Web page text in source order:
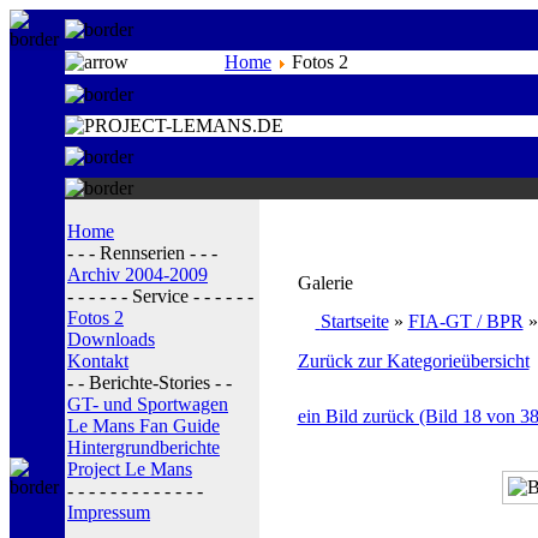
Home Fotos 2
Home
- - - Rennserien - - -
Archiv 2004-2009
- - - - - - Service - - - - - -
Fotos 2
Downloads
Kontakt
- - Berichte-Stories - -
GT- und Sportwagen
Le Mans Fan Guide
Hintergrundberichte
Project Le Mans
- - - - - - - - - - - - -
Impressum
Galerie
Startseite» FIA-GT / BPR
Zurück zur Kategorieübersicht
ein Bild zurück (Bild 18 von